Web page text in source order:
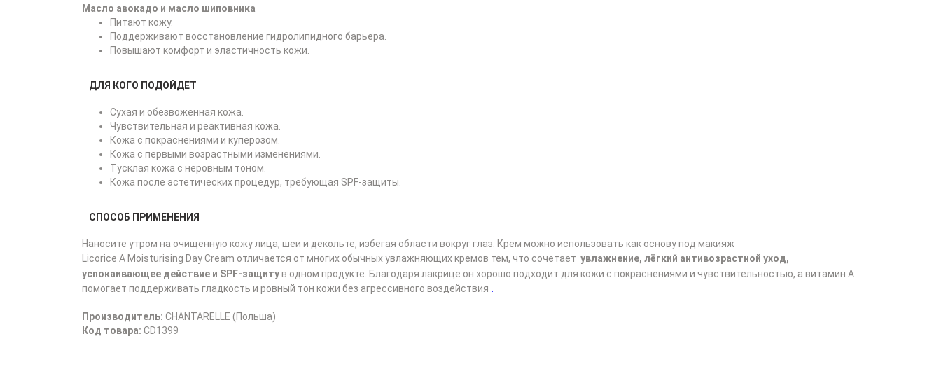
Масло авокадо и масло шиповника
Питают кожу.
Поддерживают восстановление гидролипидного барьера.
Повышают комфорт и эластичность кожи.
ДЛЯ КОГО ПОДОЙДЕТ
Сухая и обезвоженная кожа.
Чувствительная и реактивная кожа.
Кожа с покраснениями и куперозом.
Кожа с первыми возрастными изменениями.
Тусклая кожа с неровным тоном.
Кожа после эстетических процедур, требующая SPF-защиты.
СПОСОБ ПРИМЕНЕНИЯ
Наносите утром на очищенную кожу лица, шеи и декольте, избегая области вокруг глаз. Крем можно использовать как основу под макияж
Licorice A Moisturising Day Cream отличается от многих обычных увлажняющих кремов тем, что сочетает увлажнение, лёгкий антивозрастной уход,
успокаивающее действие и SPF-защитув одном продукте. Благодаря лакрице он хорошо подходит для кожи с покраснениями и чувствительностью, а витамин А
помогает поддерживать гладкость и ровный тон кожи без агрессивного воздействия .
Производитель: CHANTARELLE (Польша)
Код товара: CD1399